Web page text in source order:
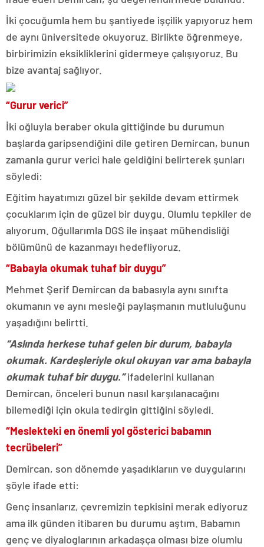
İki çocuğumla hem bu şantiyede işçilik yapıyoruz hem
de aynı üniversitede okuyoruz. Birlikte öğrenmeye,
birbirimizin eksikliklerini gidermeye çalışıyoruz. Bu
bize avantaj sağlıyor.
“Gurur verici”
İki oğluyla beraber okula gittiğinde bu durumun
başlarda garipsendiğini dile getiren Demircan, bunun
zamanla gurur verici hale geldiğini belirterek şunları
söyledi:
Eğitim hayatımızı güzel bir şekilde devam ettirmek
çocuklarım için de güzel bir duygu. Olumlu tepkiler de
alıyorum. Oğullarımla DGS ile inşaat mühendisliği
bölümünü de kazanmayı hedefliyoruz.
“Babayla okumak tuhaf bir duygu”
Mehmet Şerif Demircan da babasıyla aynı sınıfta
okumanın ve aynı mesleği paylaşmanın mutluluğunu
yaşadığını belirtti.
“Aslında herkese tuhaf gelen bir durum, babayla
okumak. Kardeşleriyle okul okuyan var ama babayla
okumak tuhaf bir duygu.”ifadelerini kullanan
Demircan, önceleri bunun nasıl karşılanacağını
bilemediği için okula tedirgin gittiğini söyledi.
“Meslekteki en önemli yol gösterici babamın
tecrübeleri”
Demircan, son dönemde yaşadıklarıın ve duygularını
şöyle ifade etti:
Genç insanlarız, çevremizin tepkisini merak ediyoruz
ama ilk günden itibaren bu durumu aştım. Babamın
genç ve diyaloglarının arkadaşça olması bize olumlu